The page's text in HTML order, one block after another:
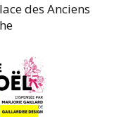
des Anciens